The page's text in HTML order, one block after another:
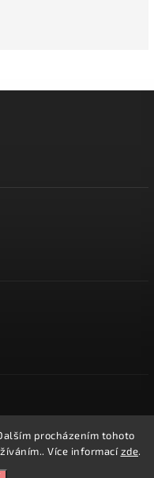
procházením tohoto
Více informacízde.